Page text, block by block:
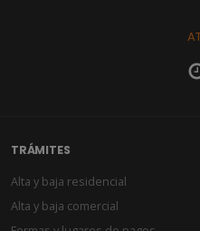
TRÁMITES
Alta y baja residencial
Alta y baja comercial